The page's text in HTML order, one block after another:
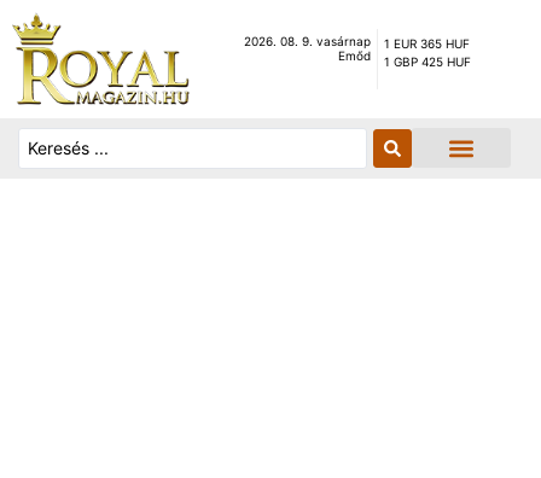
2026. 08. 9. vasárnap
Emőd
1 EUR 365 HUF
1 GBP 425 HUF